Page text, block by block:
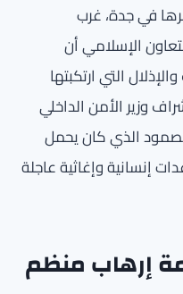
في جدة، غرب
الإسلامي أن
التي ارتكبتها
وزير الأمن الداخلي
الذي كان يحمل
إنسانية وإغاثية عاجلة
إرهاب منظم